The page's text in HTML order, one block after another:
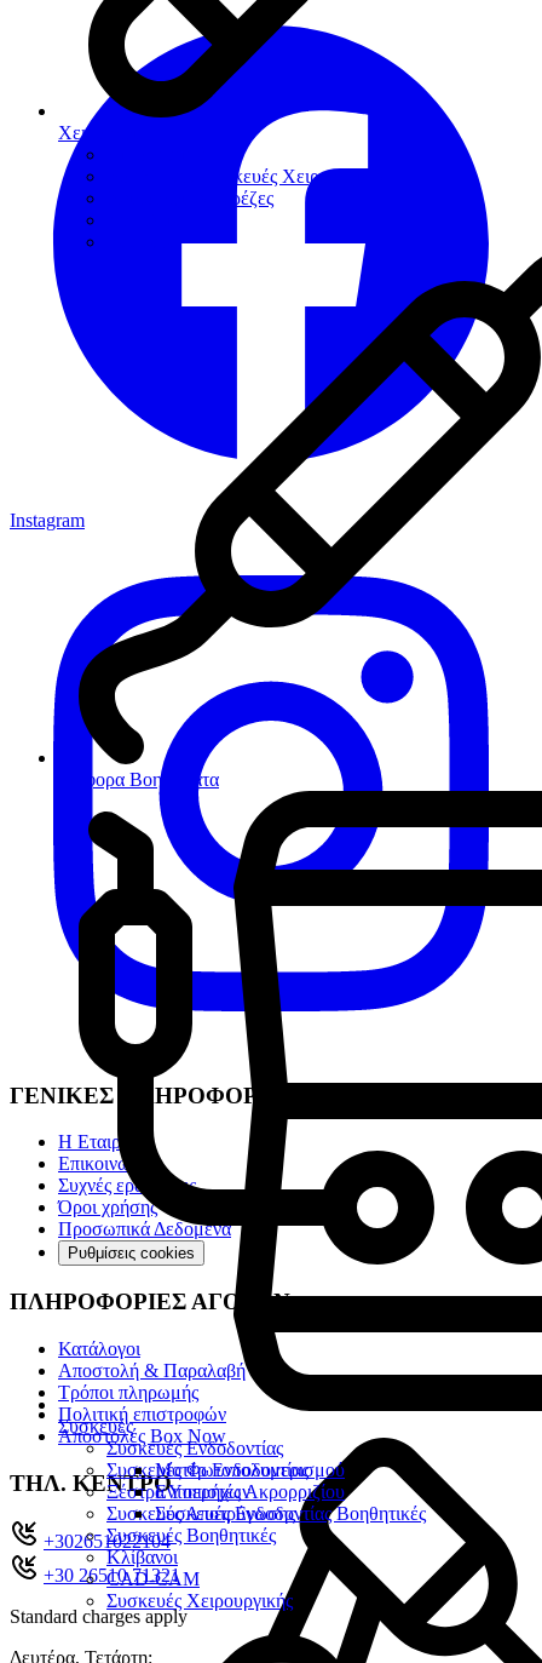
Χειρουργική
Βοηθήματα-Συσκευές Χειρουργικής
Χειρουργικές Φρέζες
Διάφορα Βοηθήματα
Συσκευές
Συσκευές Ενδοδοντίας
Μοτέρ Ενδοδοντίας
Εντοπιστές Ακρορριζίου
Συσκευές Ενδοδοντίας Βοηθητικές
Συσκευές Φωτοπολυμερισμού
Ξέστρα Υπερήχων
Συσκευές Αποτρύγωσης
Συσκευές Βοηθητικές
Κλίβανοι
CAD-CAM
Συσκευές Χειρουργικής
Instagram
ΓΕΝΙΚΕΣ ΠΛΗΡΟΦΟΡΙΕΣ
Η Εταιρία
Επικοινωνία
Συχνές ερωτήσεις
Όροι χρήσης
Προσωπικά Δεδομένα
Ρυθμίσεις cookies
ΠΛΗΡΟΦΟΡΙΕΣ ΑΓΟΡΩΝ
Κατάλογοι
Αποστολή & Παραλαβή
Τρόποι πληρωμής
Πολιτική επιστροφών
Αποστολές Box Now
ΤΗΛ. ΚΕΝΤΡΟ
+302651022104
+30 26510 71321
Standard charges apply
Δευτέρα, Τετάρτη: